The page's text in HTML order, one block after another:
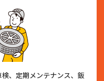
、定期メンテナンス、鈑